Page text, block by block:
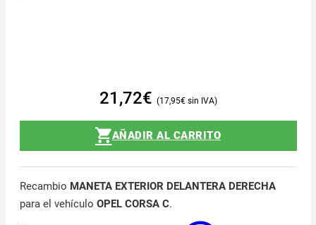
21,72€ 17,95€
AÑADIR AL CARRITO
Recambio MANETA EXTERIOR DELANTERA DERECHA
para el vehículo OPEL CORSA C.